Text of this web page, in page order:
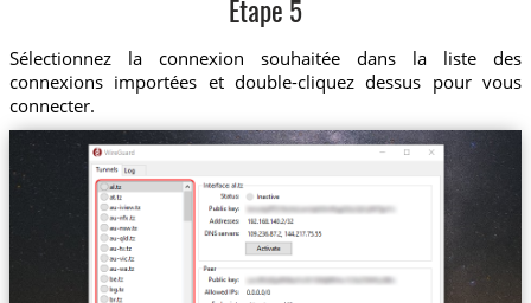
Etape 5
Sélectionnez la connexion souhaitée dans la liste des
connexions importées et double-cliquez dessus pour vous
connecter.